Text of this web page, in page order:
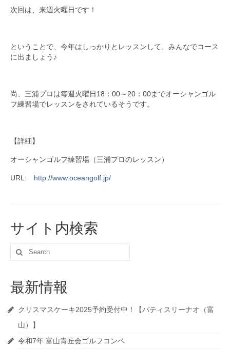
次回は、来週火曜日です！
ということで、今年はしっかりとレッスンして、みんなでコース
に出ましょう♪
尚、三浦プロは毎週火曜日18：00～20：00までオーシャンゴル
フ練習場でレッスンをされているそうです。
【詳細】
オーシャンゴルフ練習場（三浦プロのレッスン）
URL: http://www.oceangolf.jp/
サイト内検索
Search
for:
最新情報
クリスマスケーキ2025予約受付中！【パティスリーナオ（富
山）】
令和7年 富山青匠会ゴルフコンペ